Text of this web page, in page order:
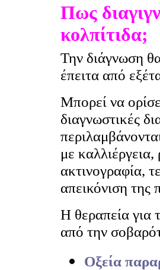
Πως
κολπίτιδα;
Την διάγνωση
έπειτα από
Μπορεί να
διαγνωστικές
με
ακτινογραφία,
απεικόνιση της
Η θεραπεία για
από την
Οξεία